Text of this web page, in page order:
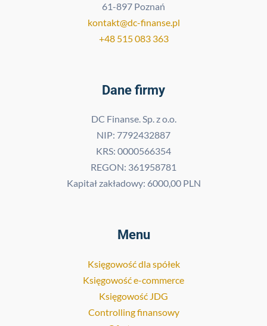
61-897 Poznań
kontakt@dc-finanse.pl
+48 515 083 363
Dane firmy
DC Finanse. Sp. z o.o.
NIP: 7792432887
KRS: 0000566354
REGON: 361958781
Kapitał zakładowy: 6000,00 PLN
Menu
Księgowość dla spółek
Księgowość e-commerce
Księgowość JDG
Controlling finansowy